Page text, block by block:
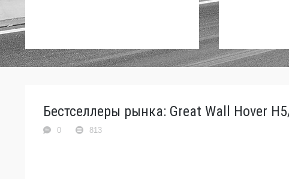
Бестселлеры рынка: Great Wall Hover
0 813